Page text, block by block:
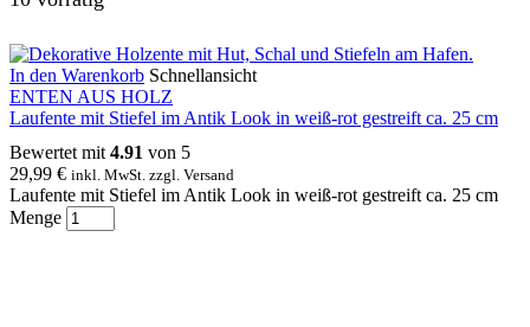
In den Warenkorb Schnellansicht
ENTEN AUS HOLZ
Laufente mit Stiefel im Antik Look in weiß-rot gestreift ca. 25 cm
Bewertet mit 4.91 von 5
29,99 € inkl. MwSt. zzgl. Versand
Laufente mit Stiefel im Antik Look in weiß-rot gestreift ca. 25 cm
Menge